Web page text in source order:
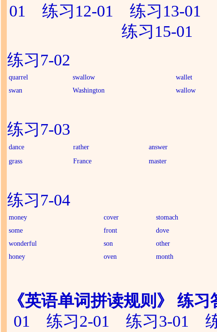
01
练习12-01
练习13-01
练习15-01
练习7-02
quarrel swallow
wallet
swan
Washington wallow
练习7-03
dance rather
answer
grass
France master
练习7-04
money cover
stomach
some
front
dove
wonderful
son
other
honey
oven month
《英语单词拼读规则》 练习
01
练习2-01 练习3-01